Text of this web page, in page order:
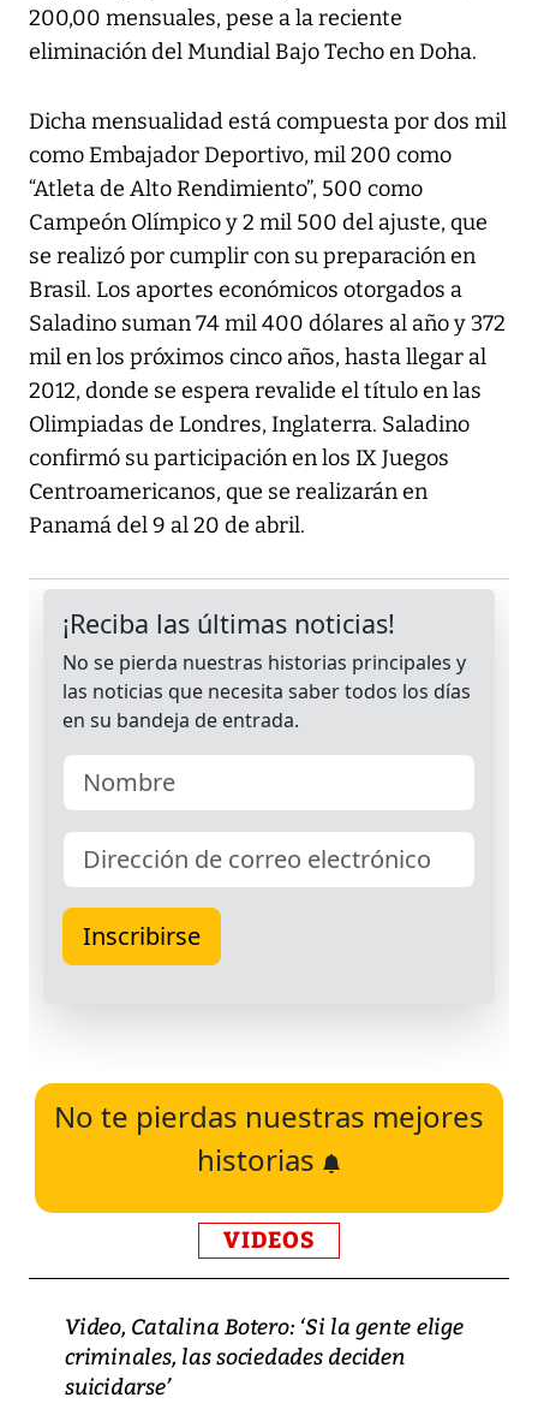
200,00 mensuales, pese a la reciente
eliminación del Mundial Bajo Techo en Doha.
Dicha mensualidad está compuesta por dos mil
como Embajador Deportivo, mil 200 como
“Atleta de Alto Rendimiento”, 500 como
Campeón Olímpico y 2 mil 500 del ajuste, que
se realizó por cumplir con su preparación en
Brasil. Los aportes económicos otorgados a
Saladino suman 74 mil 400 dólares al año y 372
mil en los próximos cinco años, hasta llegar al
2012, donde se espera revalide el título en las
Olimpiadas de Londres, Inglaterra. Saladino
confirmó su participación en los IX Juegos
Centroamericanos, que se realizarán en
Panamá del 9 al 20 de abril.
No te pierdas nuestras mejores
historias
VIDEOS
Video, Catalina Botero: ‘Si la gente elige
criminales, las sociedades deciden
suicidarse’